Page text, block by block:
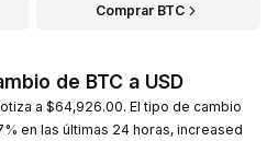
Comprar BTC
de BTC a USD
a $64,926.00. El tipo de cambio
en las últimas 24 horas, increased